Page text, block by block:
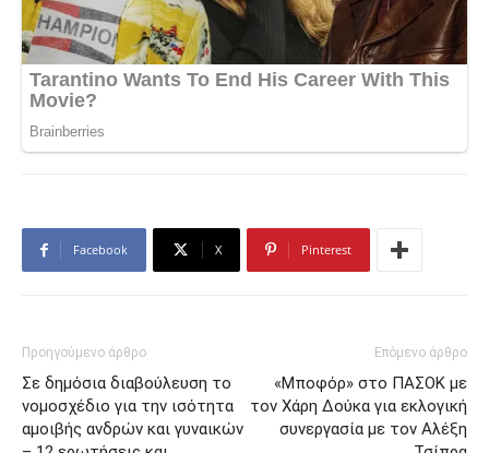
Facebook X Pinterest
Προηγούμενο άρθρο
Σε δημόσια διαβούλευση το
νομοσχέδιο για την ισότητα
αμοιβής ανδρών και γυναικών
Επόμενο άρθρο
«Μποφόρ» στο ΠΑΣΟΚ με
τον Χάρη Δούκα για εκλογική
συνεργασία με τον Αλέξη